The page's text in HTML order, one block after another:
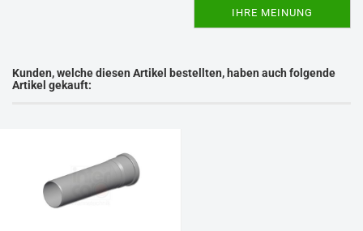
IHRE MEINUNG
Kunden, welche diesen Artikel bestellten, haben auch folgende
Artikel gekauft: